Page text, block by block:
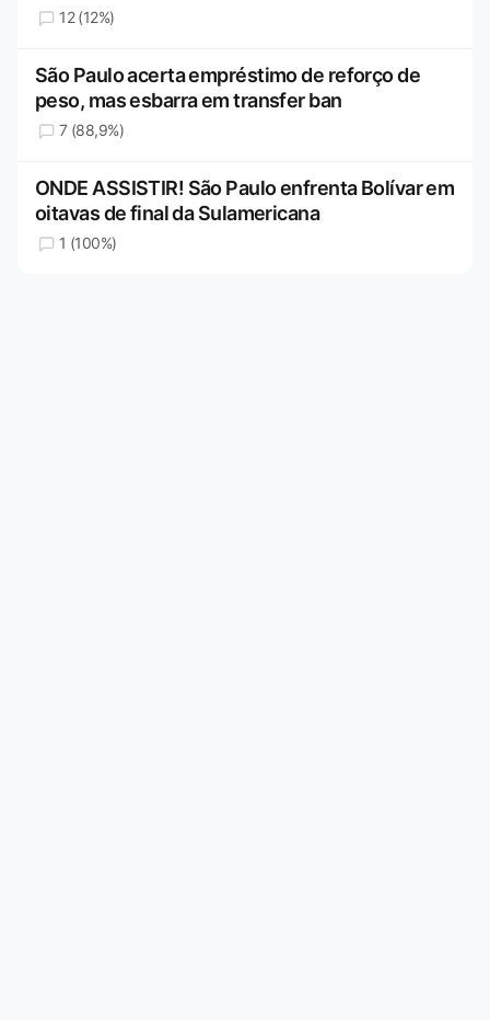
12 (12%)
São Paulo acerta empréstimo de reforço de
peso, mas esbarra em transfer ban
7 (88,9%)
ONDE ASSISTIR! São Paulo enfrenta Bolívar em
oitavas de final da Sulamericana
1 (100%)